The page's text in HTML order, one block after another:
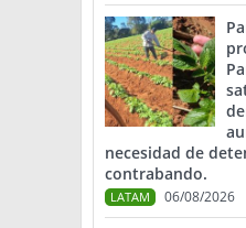
necesidad de
contrabando.
LATAM 06/08/2026